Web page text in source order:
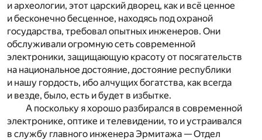
и археологии, этот царский дворец, как и всё ценное
и бесконечно бесценное, находясь под охраной
государства, требовал опытных инженеров. Они
обслуживали огромную сеть современной
электроники, защищающую красоту от посягательств
на национальное достояние, достояние республики
и нашу гордость, ибо алчущих богатства, как всегда
и везде, было, есть и будет в избытке.
А поскольку я хорошо разбирался в современной
электронике, оптике и телевидении, то и устраивался
в службу главного инженера Эрмитажа — Отдел